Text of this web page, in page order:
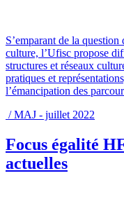
S’emparant de la
culture, l’Ufisc propose
structures et réseaux
pratiques et
l’émancipation des
/ MAJ - juillet 2022
Focus égalité
actuelles